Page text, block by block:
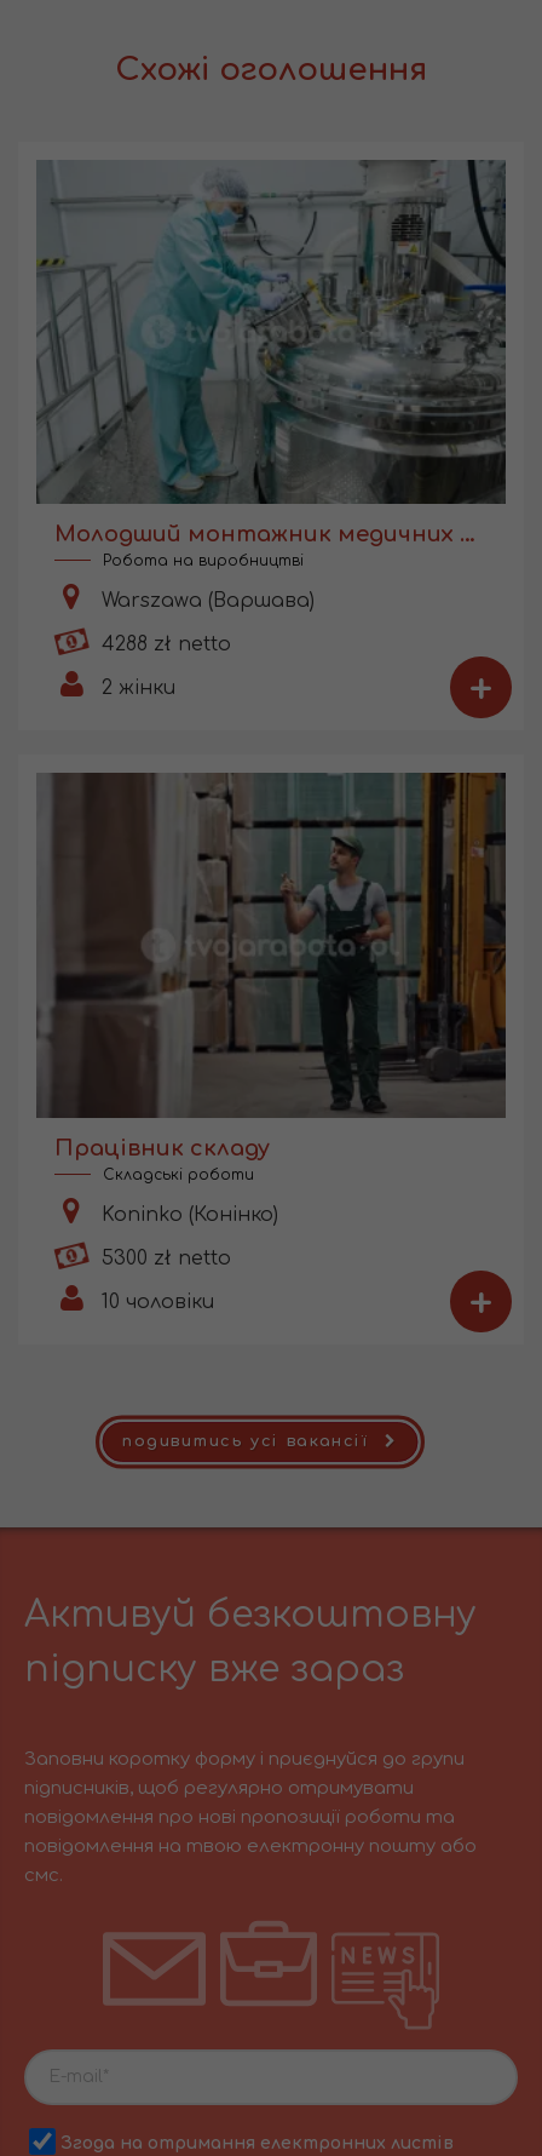
Схожі оголошення
Молодший монтажник медичних виробів
Робота на виробництві
Warszawa (Варшава)
4288 zł netto
2 жінки +
Працівник складу
Складські роботи
Koninko (Конінко)
5300 zł netto
10 чоловіки +
подивитись усі вакансії
Активуй безкоштовну
підписку вже зараз
Заповни коротку форму і приєднуйся до групи
підписників, щоб регулярно отримувати
повідомлення про нові пропозиції роботи та
повідомлення на твою електронну пошту або
смс.
Згода на отримання електронних листів